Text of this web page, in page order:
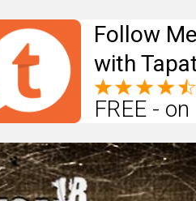
Follow
with
FREE -